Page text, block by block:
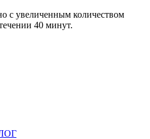
c увеличенным количеством
40 минут.